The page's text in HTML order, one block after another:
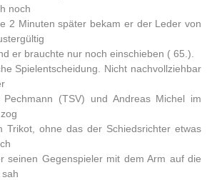
noch
2 Minuten später bekam er der Leder von
er brauchte nur noch einschieben ( 65.).
Spielentscheidung. Nicht nachvollziehbar
Pechmann (TSV) und Andreas Michel im
Trikot, ohne das der Schiedsrichter etwas
seinen Gegenspieler mit dem Arm auf die